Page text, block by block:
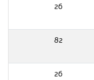
26
82
26